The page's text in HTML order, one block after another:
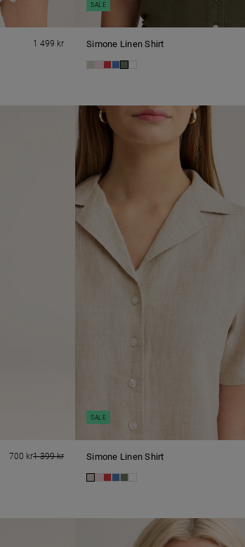
1 499 kr Simone Linen Shirt
SALE
700 kr1 399 kr Simone Linen Shirt
SALE